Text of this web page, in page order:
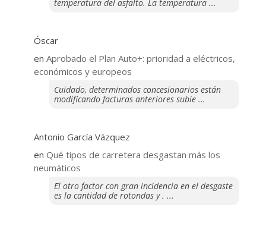
temperatura del asfalto. La temperatura ...
Óscar
en Aprobado el Plan Auto+: prioridad a eléctricos,
económicos y europeos
Cuidado, determinados concesionarios están
modificando facturas anteriores subie ...
Antonio García Vázquez
en Qué tipos de carretera desgastan más los
neumáticos
El otro factor con gran incidencia en el desgaste
es la cantidad de rotondas y . ...